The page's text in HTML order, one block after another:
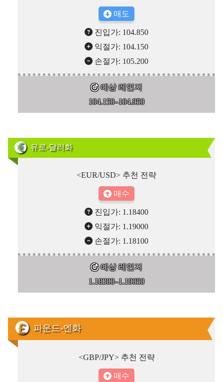
매도
진입가: 104.850
익절가: 104.150
손절가: 105.200
예상 레인지
104.150–104.950
유로-달러화
<EUR/USD> 추천 전략
매수
진입가: 1.18400
익절가: 1.19000
손절가: 1.18100
예상 레인지
1.18300–1.19050
파운드-엔화
<GBP/JPY> 추천 전략
매수